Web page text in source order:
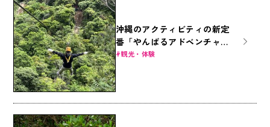
沖縄のアクティビティの新定
番「やんばるアドベンチャー
フィールド」でジップライン
観光・体験